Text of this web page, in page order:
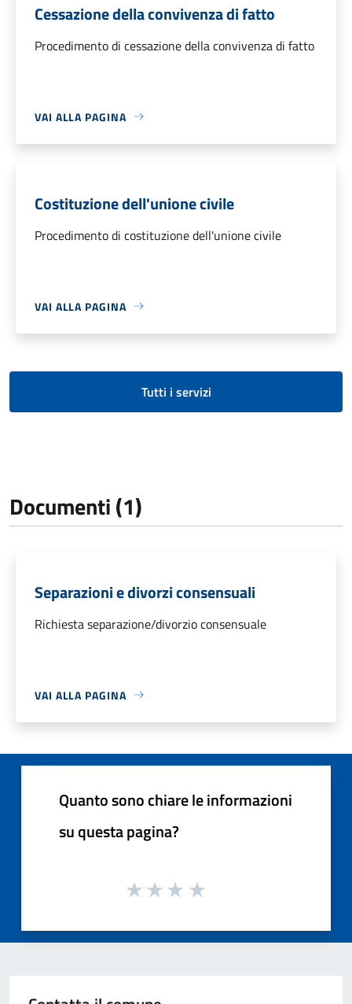
Cessazione della convivenza di fatto
Procedimento di cessazione della convivenza di fatto
VAI ALLA PAGINA
Costituzione dell'unione civile
Procedimento di costituzione dell'unione civile
VAI ALLA PAGINA
Tutti i servizi
Documenti (1)
Separazioni e divorzi consensuali
Richiesta separazione/divorzio consensuale
VAI ALLA PAGINA
Quanto sono chiare le informazioni
su questa pagina?